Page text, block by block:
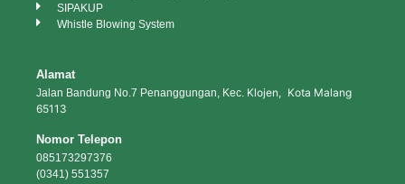
SIPAKUP
Whistle Blowing System
Alamat
Jalan Bandung No.7 Penanggungan, Kec. Klojen, Kota Malang
65113
Nomor Telepon
085173297376
(0341) 551357